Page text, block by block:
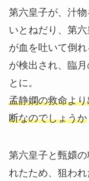
第六皇子が、汁
いとねだり、第
が血を吐いて倒
が検出され、臨
とに。
孟静嫻の救命よ
断なのでしょうか
第六皇子と甄嬛
れたため、狙われ